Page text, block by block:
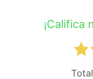
¡Califica